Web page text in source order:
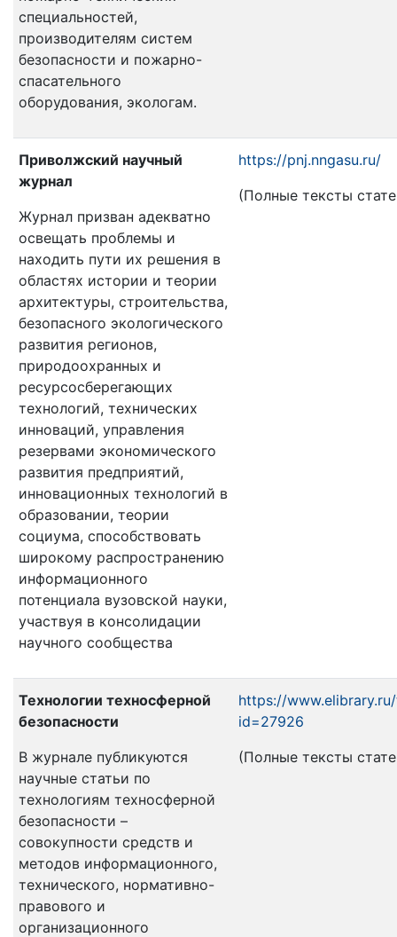
специальностей,
производителям систем
безопасности и пожарно-
спасательного
оборудования, экологам.
Приволжский научный
журнал
Журнал призван адекватно
освещать проблемы и
находить пути их решения в
областях истории и теории
архитектуры, строительства,
безопасного экологического
развития регионов,
природоохранных и
ресурсосберегающих
технологий, технических
инноваций, управления
резервами экономического
развития предприятий,
инновационных технологий в
образовании, теории
социума, способствовать
широкому распространению
информационного
потенциала вузовской науки,
участвуя в консолидации
научного сообщества
https://pnj.nngasu.ru/
(Полные тексты
Технологии техносферной
безопасности
В журнале публикуются
научные статьи по
технологиям техносферной
безопасности –
совокупности средств и
методов информационного,
технического, нормативно-
правового и
организационного
https://
id=27926
(Полные тексты